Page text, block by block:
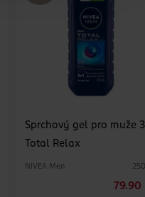
Sprchový gel pro muže
Total Relax
NIVEA Men
79.90